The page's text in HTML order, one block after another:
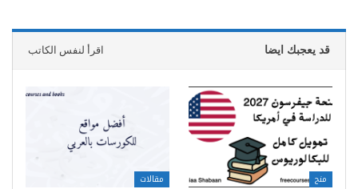
قد يعجبك ايضا اقرأ لنفس الكاتب
منح مقالات